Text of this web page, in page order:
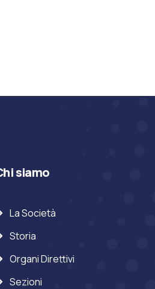
siamo
La Società
Storia
Organi Direttivi
Sezioni